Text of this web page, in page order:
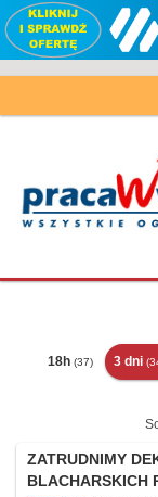
18h (37) 3 dni
ZATRUDNIMY
BLACHARSKICH